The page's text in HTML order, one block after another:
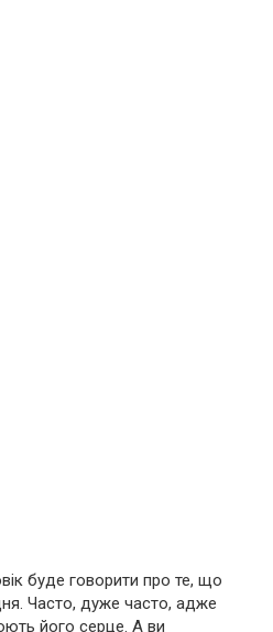
буде говорити про те, що
Часто, дуже часто, адже
його серце. А ви